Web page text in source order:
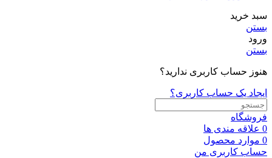
سبد خرید
بستن
ورود
بستن
هنوز حساب کاربری ندارید؟
ایجاد یک حساب کاربری؟
فروشگاه
0 علاقه مندی ها
0 موارد محصول
حساب کاربری من